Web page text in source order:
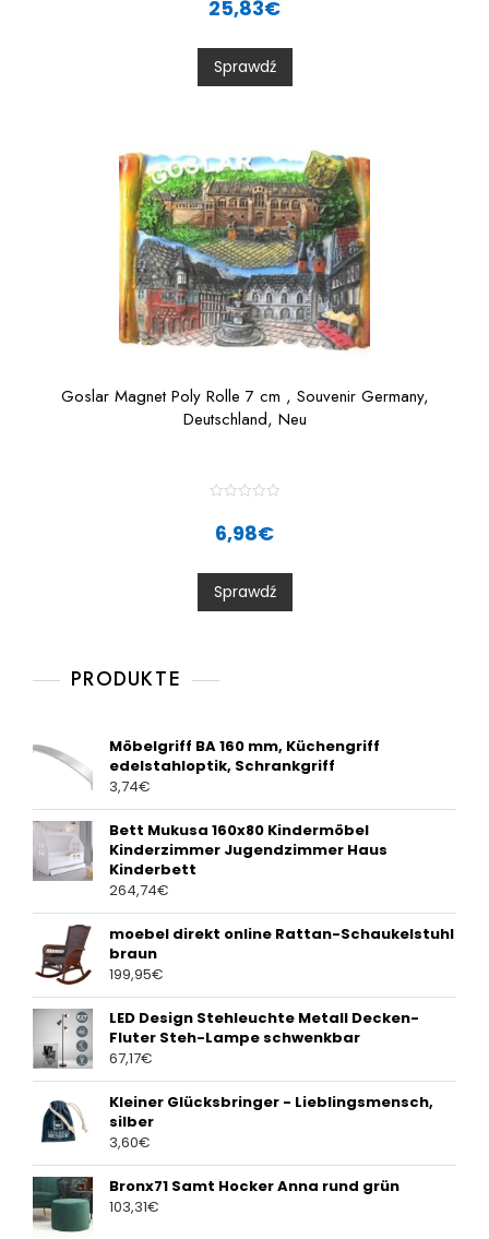
t
0
o
u
t
25,83€
Sprawdź
Goslar Magnet Poly Rolle 7 cm , Souvenir Germany,
Deutschland, Neu
0
o
u
t
6,98€
Sprawdź
PRODUKTE
Möbelgriff BA 160 mm, Küchengriff
edelstahloptik, Schrankgriff
3,74€
Bett Mukusa 160x80 Kindermöbel
Kinderzimmer Jugendzimmer Haus
Kinderbett
264,74€
moebel direkt online Rattan-Schaukelstuhl
braun
199,95€
LED Design Stehleuchte Metall Decken-
Fluter Steh-Lampe schwenkbar
67,17€
Kleiner Glücksbringer - Lieblingsmensch,
silber
3,60€
Bronx71 Samt Hocker Anna rund grün
103,31€